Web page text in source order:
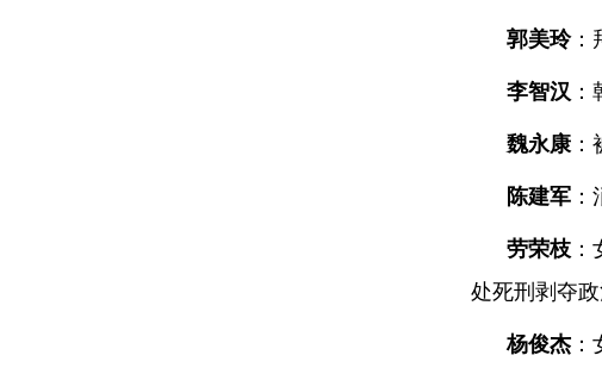
郭美玲：
李智汉
魏永康：
陈建军
劳荣枝
处死刑剥夺政
杨俊杰